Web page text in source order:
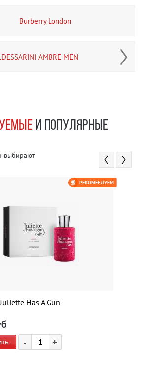
Burberry London
AMBRE MEN
И ПОПУЛЯРНЫЕ
выбирают
Has A Gun
- +
РЕКОМЕНДУЕМ